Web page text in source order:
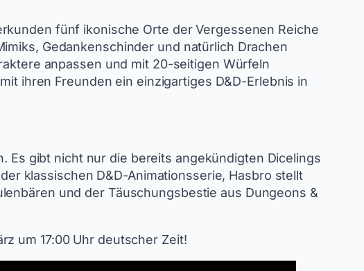
fünf ikonische Orte der Vergessenen Reiche
Gedankenschinder und natürlich Drachen
anpassen und mit 20-seitigen Würfeln
ihren Freunden ein einzigartiges D&D-Erlebnis in
Es gibt nicht nur die bereits angekündigten Dicelings
klassischen D&D-Animationsserie, Hasbro stellt
und der Täuschungsbestie aus Dungeons &
um 17:00 Uhr deutscher Zeit!